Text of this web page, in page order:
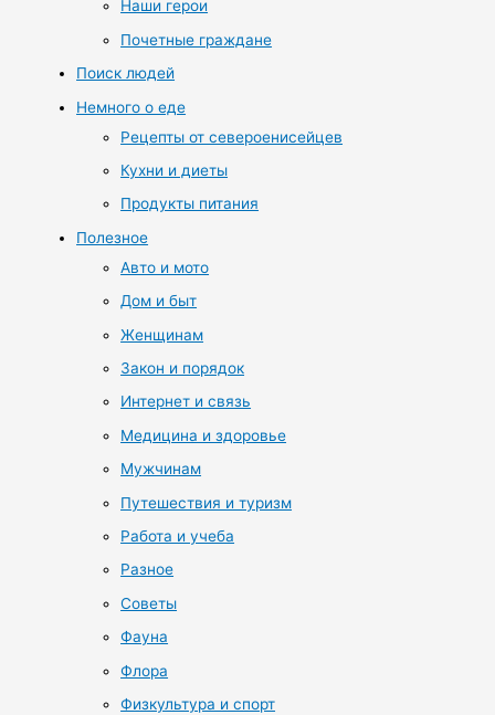
Наши герои
Почетные граждане
Поиск людей
Немного о еде
Рецепты от североенисейцев
Кухни и диеты
Продукты питания
Полезное
Авто и мото
Дом и быт
Женщинам
Закон и порядок
Интернет и связь
Медицина и здоровье
Мужчинам
Путешествия и туризм
Работа и учеба
Разное
Советы
Фауна
Флора
Физкультура и спорт